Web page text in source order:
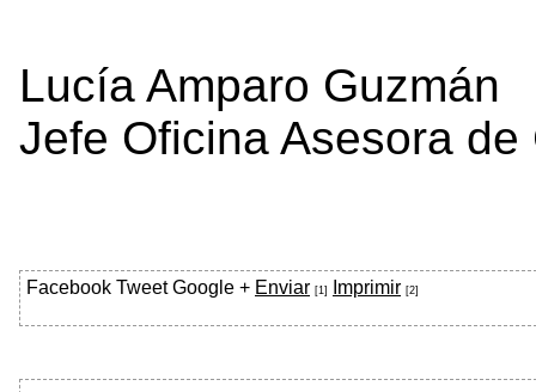
Lucía Amparo Guzmán
Jefe Oficina Asesora
Facebook Tweet Google + Enviar [1] Imprimir [2]